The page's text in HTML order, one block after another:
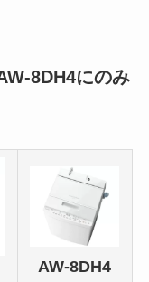
8DH4にのみ
AW-8DH4